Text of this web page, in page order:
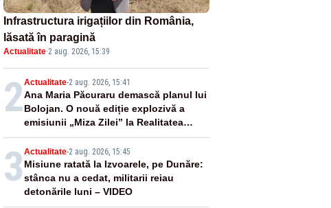
Infrastructura irigațiilor din România,
lăsată în paragină
Actualitate·2 aug. 2026, 15:39
2Actualitate-2 aug. 2026, 15:41
Ana Maria Păcuraru demască planul lui
Bolojan. O nouă ediție explozivă a
emisiunii „Miza Zilei” la Realitatea
PLUS
3 Actualitate-2 aug. 2026, 15:45
Misiune ratată la Izvoarele, pe Dunăre:
stânca nu a cedat, militarii reiau
detonările luni – VIDEO